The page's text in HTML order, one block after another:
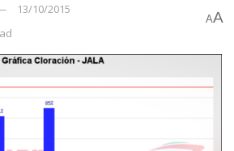
13/10/2015
AA